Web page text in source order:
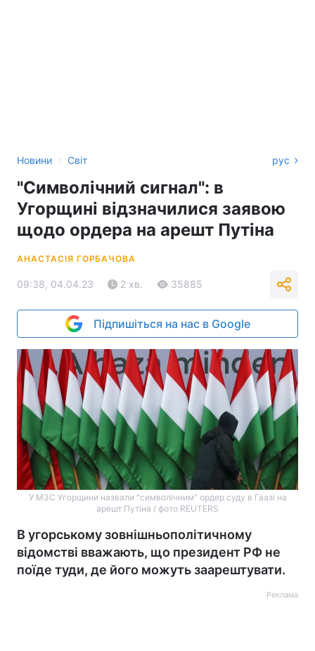
Новини › Світ рус
"Символічний сигнал": в
Угорщині відзначилися заявою
щодо ордера на арешт Путіна
АНАСТАСІЯ ГОРБАЧОВА
09:38, 04.04.23 2 хв. 35885
Підпишіться на нас в Google
У МЗС Угорщини назвали "символічним" ордер суду в Гаазі на
арешт Путіна / фото REUTERS
В угорському зовнішньополітичному
відомстві вважають, що президент РФ не
поїде туди, де його можуть заарештувати.
Реклама